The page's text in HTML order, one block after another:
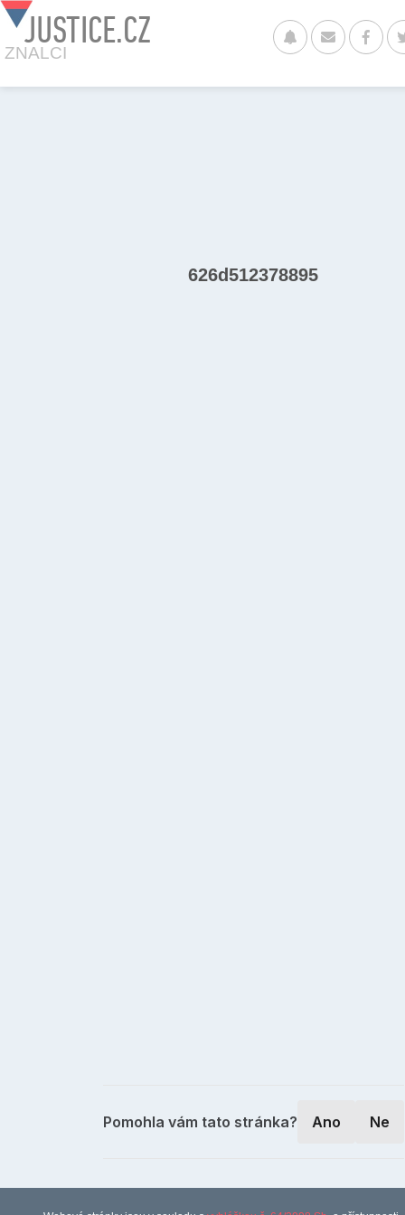
JUSTICE.CZ
ZNALCI
626d512378895
Pomohla vám tato stránka? Ano Ne